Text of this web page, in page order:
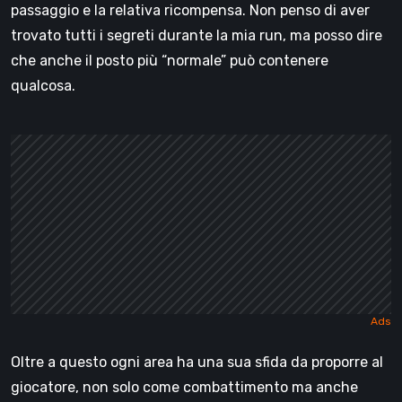
passaggio e la relativa ricompensa. Non penso di aver
trovato tutti i segreti durante la mia run, ma posso dire
che anche il posto più “normale” può contenere
qualcosa.
Oltre a questo ogni area ha una sua sfida da proporre al
giocatore, non solo come combattimento ma anche